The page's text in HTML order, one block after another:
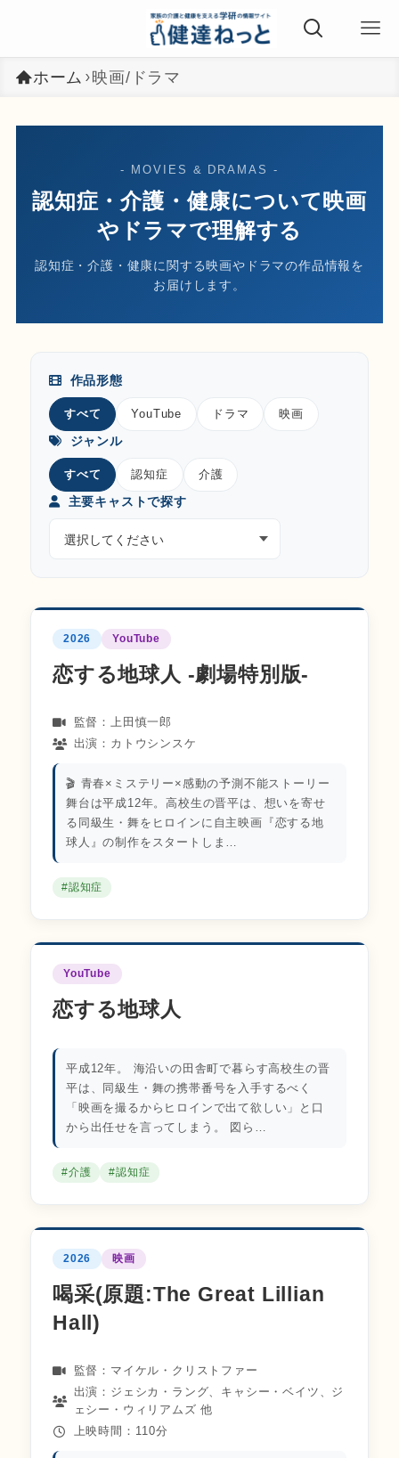
ホーム 映画/ドラマ
- MOVIES & DRAMAS -
認知症・介護・健康について映画
やドラマで理解する
認知症・介護・健康に関する映画やドラマの作品情報を
お届けします。
作品形態
すべて YouTube ドラマ 映画
ジャンル
すべて 認知症 介護
主要キャストで探す
2026 YouTube
恋する地球人 ‐劇場特別版‐
監督：上田慎一郎
出演：カトウシンスケ
🎬 青春×ミステリー×感動の予測不能ストーリー
舞台は平成12年。高校生の晋平は、想いを寄せ
る同級生・舞をヒロインに自主映画『恋する地
球人』の制作をスタートしま…
#認知症
YouTube
恋する地球人
平成12年。 海沿いの田舎町で暮らす高校生の晋
平は、同級生・舞の携帯番号を入手するべく
「映画を撮るからヒロインで出て欲しい」と口
から出任せを言ってしまう。 図ら…
#介護 #認知症
2026 映画
喝采(原題:The Great Lillian
Hall)
監督：マイケル・クリストファー
出演：ジェシカ・ラング、キャシー・ベイツ、ジ
ェシー・ウィリアムズ 他
上映時間：110分